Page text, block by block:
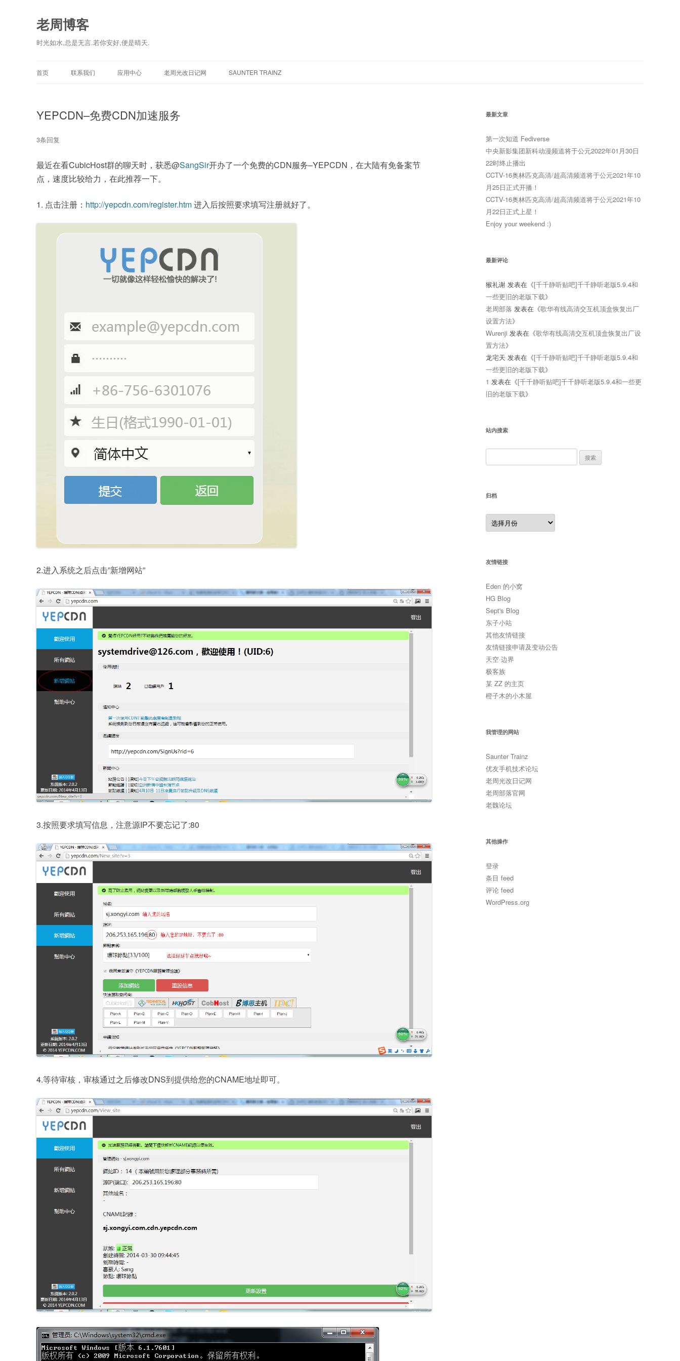
老周博客
时光如水,总是无言.若你安好,便是晴天.
首页 联系我们 应用中心 老周光改日记网 SAUNTER TRAINZ
YEPCDN–免费CDN加速服务
3条回复
最近在看CubicHost群的聊天时，获悉@SangSir开办了一个免费的CDN服务–YEPCDN，在大陆有免备案节
点，速度比较给力，在此推荐一下。
1. 点击注册： http://yepcdn.com/register.htm进入后按照要求填写注册就好了。
2.进入系统之后点击”新增网站”
3.按照要求填写信息，注意源IP不要忘记了:80
4.等待审核，审核通过之后修改DNS到提供给您的CNAME地址即可。
最新文章
第一次知道 Fediverse
中央新影集团新科动漫频道将于公元2022年01月30日
22时终止播出
CCTV-16奥林匹克高清/超高清频道将于公元2021年10
月25日正式开播！
CCTV-16奥林匹克高清/超高清频道将于公元2021年10
月22日正式上星！
Enjoy your weekend :)
最新评论
猴礼谢发表在《[千千静听贴吧]千千静听老版5.9.4和
一些更旧的老版下载》
老周部落 发表在《歌华有线高清交互机顶盒恢复出厂
设置方法》
Wurenji 发表在《歌华有线高清交互机顶盒恢复出厂设
置方法》
龙宅天 发表在《[千千静听贴吧]千千静听老版5.9.4和
一些更旧的老版下载》
1 发表在《[千千静听贴吧]千千静听老版5.9.4和一些更
旧的老版下载》
站内搜索
索：
归档
归
档
友情链接
Eden 的小窝
HG Blog
Sept's Blog
东子小站
其他友情链接
友情链接申请及变动公告
天空·边界
极客族
某 ZZ 的主页
橙子木的小木屋
我管理的网站
Saunter Trainz
优友手机技术论坛
老周光改日记网
老周部落官网
老魏论坛
其他操作
登录
条目 feed
评论 feed
WordPress.org